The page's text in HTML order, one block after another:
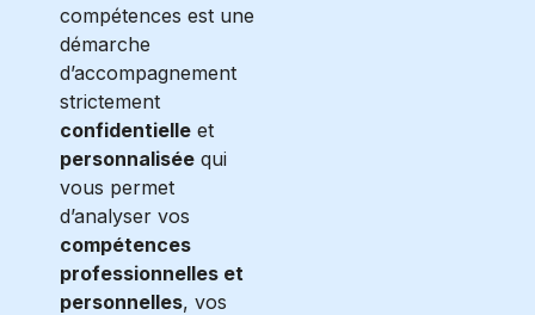
compétences est une
démarche
d’accompagnement
strictement
confidentielle et
personnalisée qui
vous permet
d’analyser vos
compétences
professionnelles et
personnelles, vos